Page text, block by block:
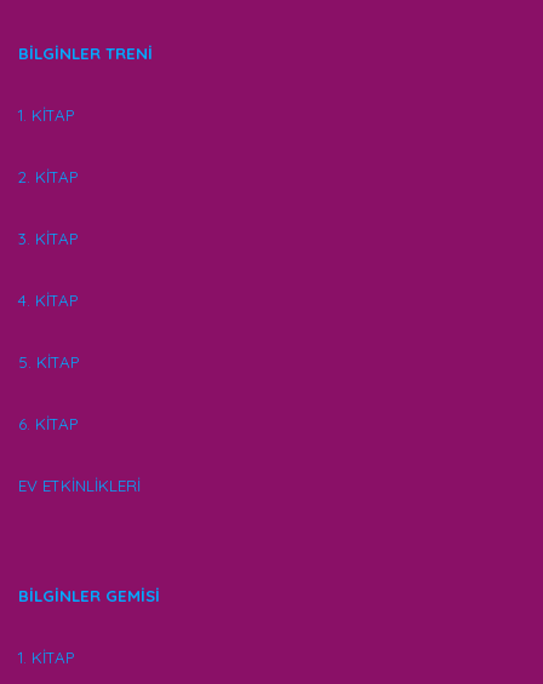
BİLGİNLER TRENİ
1. KİTAP
2. KİTAP
3. KİTAP
4. KİTAP
5. KİTAP
6. KİTAP
EV ETKİNLİKLERİ
BİLGİNLER GEMİSİ
1. KİTAP